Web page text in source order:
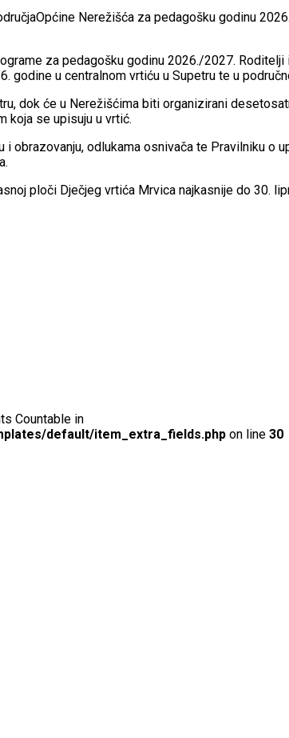
Nerežišća za pedagošku godinu
za pedagošku godinu 2026./2027.
u centralnom vrtiću u Supetru te u
dok će u Nerežišćima biti organizirani
koja se upisuju u vrtić.
odlukama osnivača te Pravilniku o
ploči Dječjeg vrtića Mrvica najkasnije do 30.
Countable in
default/item_extra_fields.php on line 30